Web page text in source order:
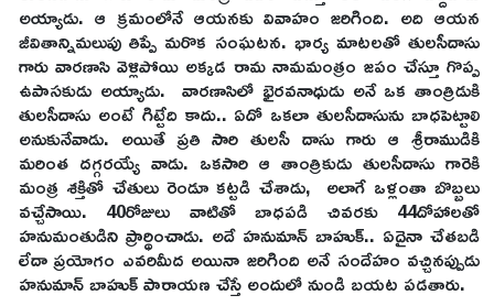
అయ్యాడు. ఆ క్రమంలోనే ఆయనకు వివాహం జరిగింది. అది ఆయన
జీవితాన్నిమలుపు తిప్పే మరొక సంఘటన. భార్య మాటలతో తులసీదాసు
గారు వారణాసి వెళ్లిపోయి అక్కడ రామ నామమంత్రం జపం చేస్తూ గొప్ప
ఉపాసకుడు అయ్యాడు. వారణాసిలో భైరవనాధుడు అనే ఒక తాంత్రిడుకి
తులసీదాసు అంటే గిట్టేది కాదు.. ఏదో ఒకలా తులసీదాసును బాధపెట్టాలి
అనుకునేవాడు. అయితే ప్రతి సారి తులసీ దాసు గారు ఆ శ్రీరాముడికి
మరింత దగ్గరయ్యే వాడు. ఒకసారి ఆ తాంత్రికుడు తులసీదాసు గారెకి
మంత్ర శక్తితో చేతులు రెండూ కట్టడి చేశాడు, అలాగే ఒళ్లంతా బొబ్బలు
వచ్చేసాయి. 40రోజులు వాటితో బాధపడి చివరకు 44దోహాలతో
హనుమంతుడిని ప్రార్థించాడు. అదే హనుమాన్ బాహుక్.. ఏదైనా చేతబడి
లేదా ప్రయోగం ఎవరిమీద అయినా జరిగింది అనే సందేహం వచ్చినప్పుడు
హనుమాన్ బాహుక్ పారాయణ చేస్తే అందులో నుండి బయట పడతారు.